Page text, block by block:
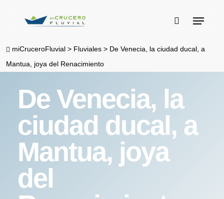
content
buscar
Menu
miCruceroFluvial > Fluviales > De Venecia, la ciudad ducal, a
Mantua, joya del Renacimiento
De Venecia, la
ciudad ducal, a
Mantua, joya
del